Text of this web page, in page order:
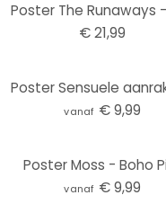
€ 21,99
vanaf € 9,99
Poster Moss - Boho
vanaf € 9,99